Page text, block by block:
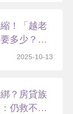
！「越老
多少？專
2025-10-13
？房貸族
仍救不了